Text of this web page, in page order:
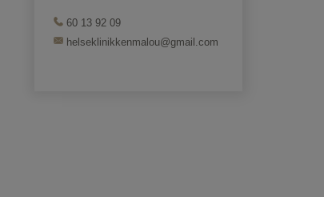
60 13 92 09
helseklinikkenmalou@gmail.com